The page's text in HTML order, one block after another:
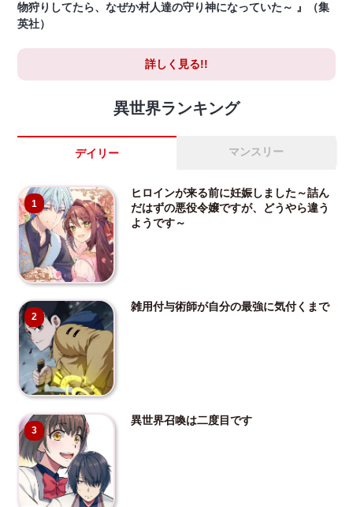
物狩りしてたら、なぜか村人達の守り神になっていた～ 』（集
英社）
詳しく見る!!
異世界ランキング
デイリー マンスリー
1
ヒロインが来る前に妊娠しました～詰ん
だはずの悪役令嬢ですが、どうやら違う
ようです～
2
雑用付与術師が自分の最強に気付くまで
3
異世界召喚は二度目です